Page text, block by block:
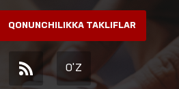
QONUNCHILIKKA TAKLIFLAR
O'Z